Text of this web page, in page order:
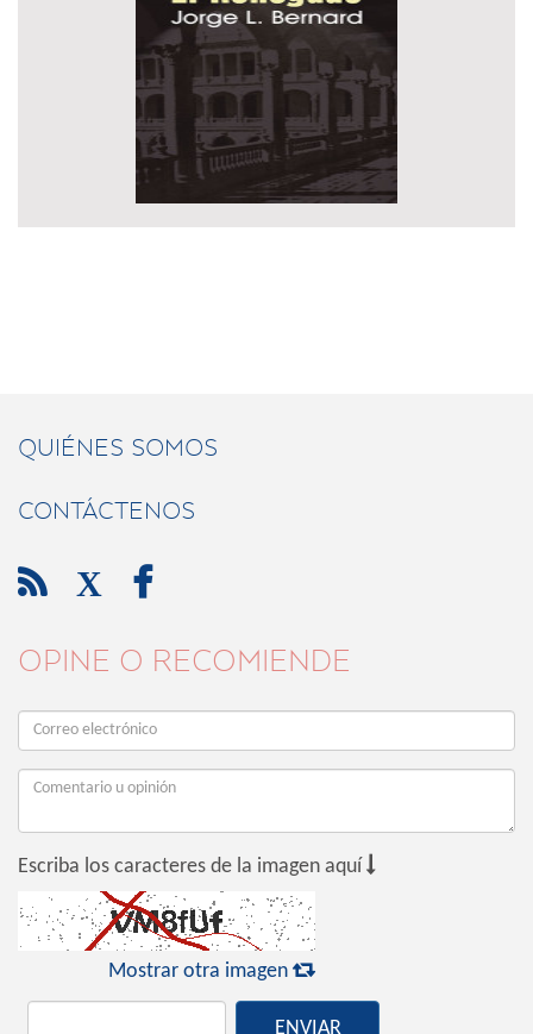
QUIÉNES SOMOS
CONTÁCTENOS
 X 
OPINE O RECOMIENDE
Escriba los caracteres de la imagen aquí 
Mostrar otra imagen 
ENVIAR